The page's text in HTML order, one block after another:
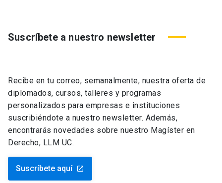
Suscríbete a nuestro newsletter
Recibe en tu correo, semanalmente, nuestra oferta de
diplomados, cursos, talleres y programas
personalizados para empresas e instituciones
suscribiéndote a nuestro newsletter. Además,
encontrarás novedades sobre nuestro Magíster en
Derecho, LLM UC.
Suscríbete aquí launch